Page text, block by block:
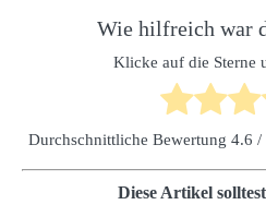
Wie hilfreich war
Klicke auf die Sterne
Durchschnittliche Bewertung 4.6 /
Diese Artikel
Gesundheit